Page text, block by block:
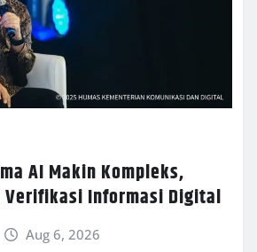
AI Makin Kompleks,
Verifikasi Informasi Digital
Aug 6, 2026